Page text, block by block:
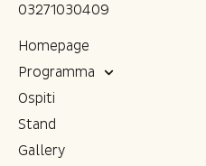
03271030409
Homepage
Programma
Ospiti
Stand
Gallery